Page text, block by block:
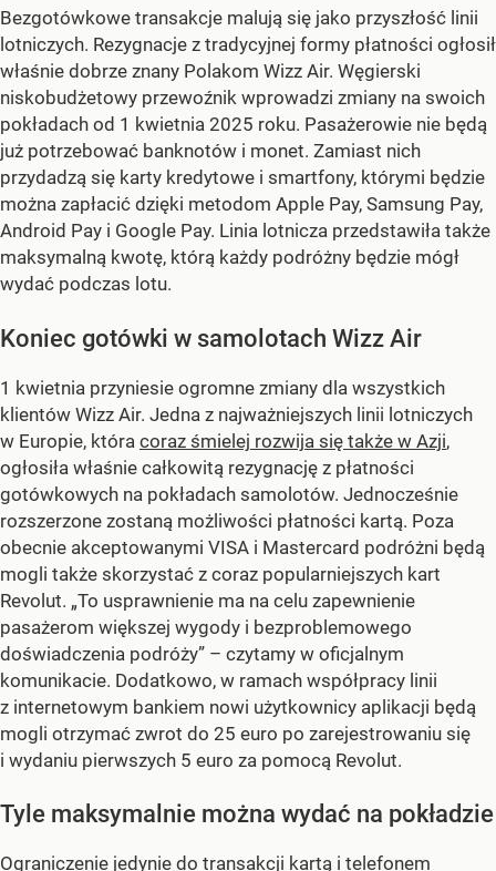
Bezgotówkowe transakcje malują się jako przyszłość linii
lotniczych. Rezygnacje z tradycyjnej formy płatności ogłosił
właśnie dobrze znany Polakom Wizz Air. Węgierski
niskobudżetowy przewoźnik wprowadzi zmiany na swoich
pokładach od 1 kwietnia 2025 roku. Pasażerowie nie będą
już potrzebować banknotów i monet. Zamiast nich
przydadzą się karty kredytowe i smartfony, którymi będzie
można zapłacić dzięki metodom Apple Pay, Samsung Pay,
Android Pay i Google Pay. Linia lotnicza przedstawiła także
maksymalną kwotę, którą każdy podróżny będzie mógł
wydać podczas lotu.
Koniec gotówki w samolotach Wizz Air
1 kwietnia przyniesie ogromne zmiany dla wszystkich
klientów Wizz Air. Jedna z najważniejszych linii lotniczych
w Europie, która coraz śmielej rozwija się także w Azji,
ogłosiła właśnie całkowitą rezygnację z płatności
gotówkowych na pokładach samolotów. Jednocześnie
rozszerzone zostaną możliwości płatności kartą. Poza
obecnie akceptowanymi VISA i Mastercard podróżni będą
mogli także skorzystać z coraz popularniejszych kart
Revolut. „To usprawnienie ma na celu zapewnienie
pasażerom większej wygody i bezproblemowego
doświadczenia podróży” – czytamy w oficjalnym
komunikacie. Dodatkowo, w ramach współpracy linii
z internetowym bankiem nowi użytkownicy aplikacji będą
mogli otrzymać zwrot do 25 euro po zarejestrowaniu się
i wydaniu pierwszych 5 euro za pomocą Revolut.
Tyle maksymalnie można wydać na pokładzie
Ograniczenie jedynie do transakcji kartą i telefonem